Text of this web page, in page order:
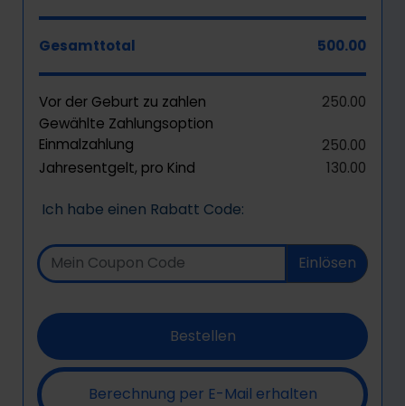
Gesamttotal 500.00
Vor der Geburt zu zahlen
250.00
Gewählte Zahlungsoption
Einmalzahlung
250.00
Jahresentgelt, pro Kind
130.00
Ich habe einen Rabatt Code:
Einlösen
Bestellen
Berechnung per E-Mail erhalten